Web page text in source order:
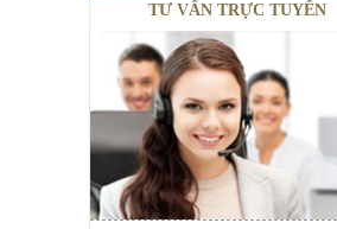
TƯ VẤN TRỰC TUYẾN